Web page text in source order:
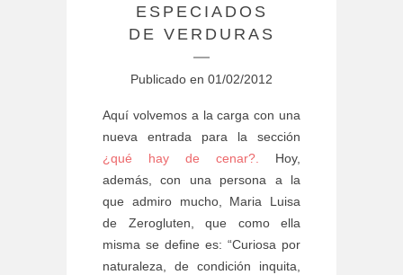
ESPECIADOS
DE VERDURAS
Publicado en 01/02/2012
Aquí volvemos a la carga con una
nueva entrada para la sección
¿qué hay de cenar?. Hoy,
además, con una persona a la
que admiro mucho, Maria Luisa
de Zerogluten, que como ella
misma se define es: “Curiosa por
naturaleza, de condición inquita,